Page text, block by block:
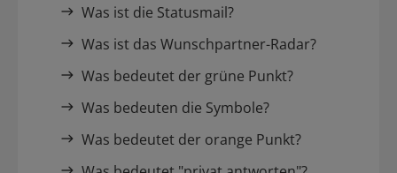
Was ist die Statusmail?
Was ist das Wunschpartner-Radar?
Was bedeutet der grüne Punkt?
Was bedeuten die Symbole?
Was bedeutet der orange Punkt?